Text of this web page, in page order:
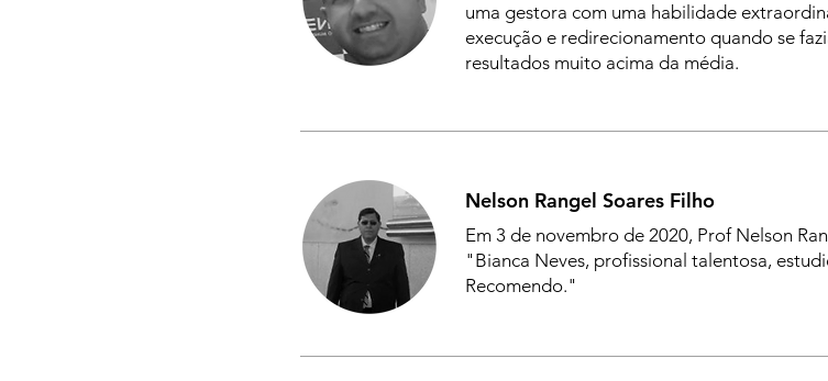
uma gestora com uma habilidade
execução e redirecionamento quando se
resultados muito acima da média.
Nelson Rangel Soares Filho
Em 3 de novembro de 2020, Prof Nelson
"Bianca Neves, profissional talentosa,
Recomendo."